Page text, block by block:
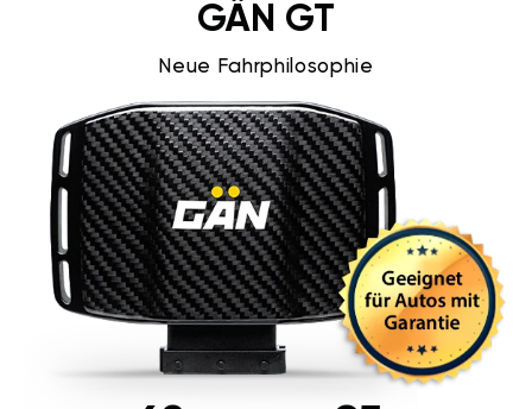
GÄN GT
Neue Fahrphilosophie